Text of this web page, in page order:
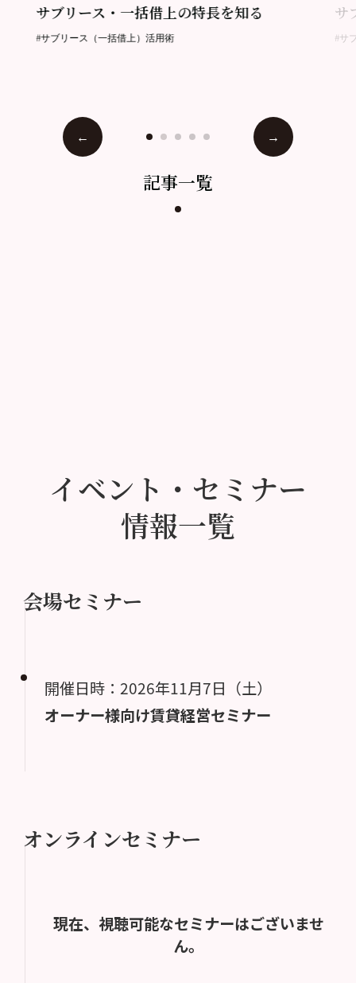
サブリース・一括借上の特長を知る
#サブリース（一括借上）活用術
サ
#サ
記事一覧
イベント・セミナー
情報一覧
会場セミナー
開催日時：2026年11月7日（土）
オーナー様向け賃貸経営セミナー
オンラインセミナー
現在、視聴可能なセミナーはございませ
ん。